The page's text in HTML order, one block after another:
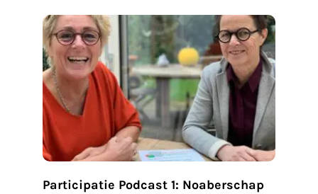
Participatie Podcast 1: Noaberschap